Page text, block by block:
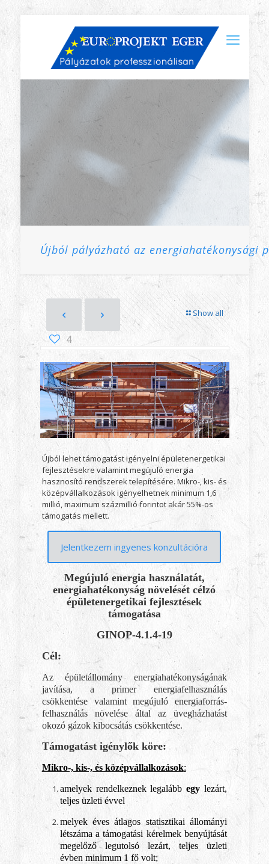
Újból pályázható az energiahatékonysági
Show all
4
Újból lehet támogatást igényelni épületenergetikai
fejlesztésekre valamint megújuló energia
hasznosító rendszerek telepítésére. Mikro-, kis- és
középvállalkozások igényelhetnek minimum 1,6
millió, maximum százmillió forintot akár 55%-os
támogatás mellett.
Jelentkezem ingyenes konzultációra
Megújuló energia használatát,
energiahatékonyság növelését célzó
épületenergetikai fejlesztések
támogatása
GINOP-4.1.4-19
Cél:
Az épületállomány energiahatékonyságának
javítása, a primer energiafelhasználás
csökkentése valamint megújuló energiaforrás-
felhasználás növelése által az üvegházhatást
okozó gázok kibocsátás csökkentése.
Támogatást igénylők köre:
Mikro-, kis-, és középvállalkozások:
amelyek rendelkeznek legalábbegylezárt,
teljes üzleti évvel
melyek éves átlagos statisztikai állományi
létszáma a támogatási kérelmek benyújtását
megelőző legutolsó lezárt, teljes üzleti
évben minimum 1 fő volt;